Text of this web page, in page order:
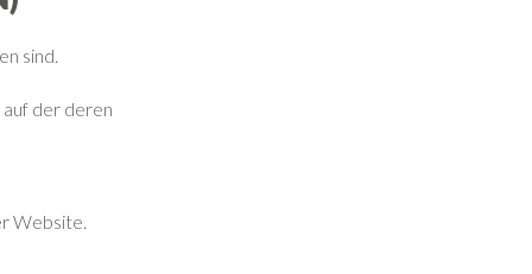
sind.
der deren
Website.